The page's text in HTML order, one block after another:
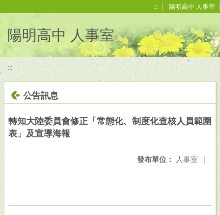
::: 陽明高中 人事室
陽明高中 人事室
:::
公告訊息
轉知大陸委員會修正「常態化、制度化查核人員範圍
表」及宣導海報
發布單位： 人事室 |